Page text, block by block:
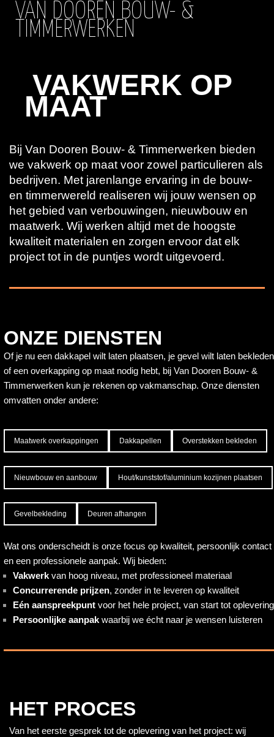
VAN DOOREN BOUW- &
TIMMERWERKEN
VAKWERK OP
MAAT
Bij Van Dooren Bouw- & Timmerwerken bieden
we vakwerk op maat voor zowel particulieren als
bedrijven. Met jarenlange ervaring in de bouw-
en timmerwereld realiseren wij jouw wensen op
het gebied van verbouwingen, nieuwbouw en
maatwerk. Wij werken altijd met de hoogste
kwaliteit materialen en zorgen ervoor dat elk
project tot in de puntjes wordt uitgevoerd.
ONZE DIENSTEN
Of je nu een dakkapel wilt laten plaatsen, je gevel wilt laten bekleden
of een overkapping op maat nodig hebt, bij Van Dooren Bouw- &
Timmerwerken kun je rekenen op vakmanschap. Onze diensten
omvatten onder andere:
Maatwerk overkappingen Dakkapellen Overstekken bekleden
Nieuwbouw en aanbouw Hout/kunststof/aluminium kozijnen plaatsen
Gevelbekleding Deuren afhangen
Wat ons onderscheidt is onze focus op kwaliteit, persoonlijk contact
en een professionele aanpak. Wij bieden:
Vakwerk van hoog niveau, met professioneel materiaal
Concurrerende prijzen, zonder in te leveren op kwaliteit
Eén aanspreekpunt voor het hele project, van start tot oplevering
Persoonlijke aanpak waarbij we écht naar je wensen luisteren
HET PROCES
Van het eerste gesprek tot de oplevering van het project: wij